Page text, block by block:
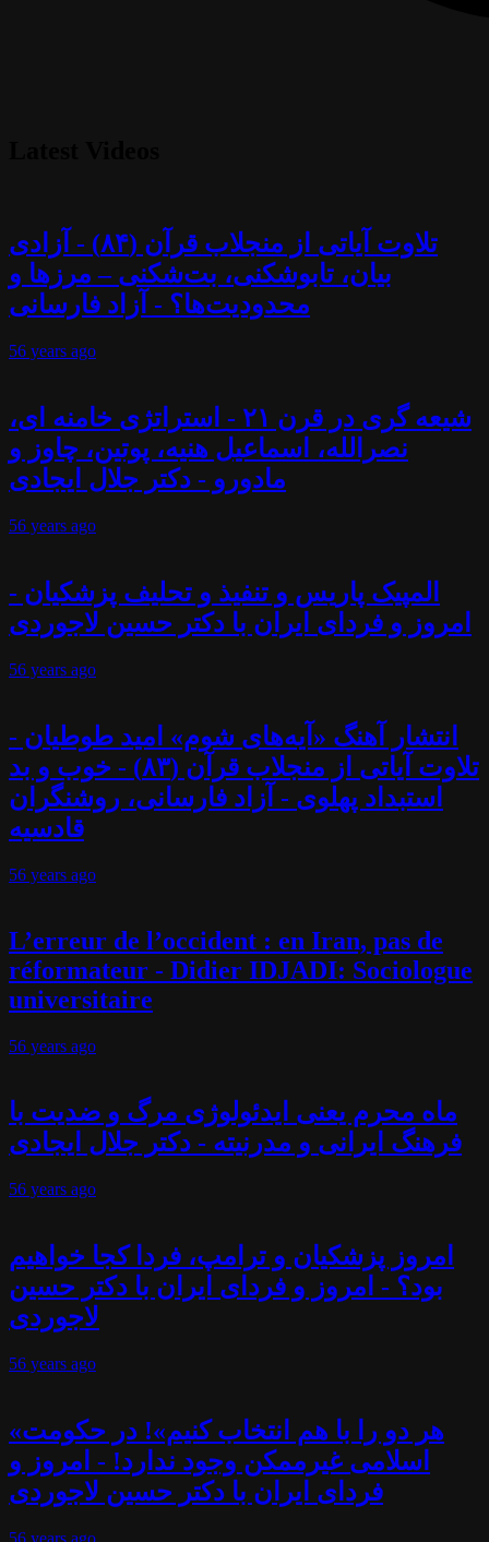
تلاوت آیاتی از منجلاب قرآن (۸۴) - آزادی
بیان، تابوشکنی، بت‌شکنی – مرزها و
محدودیت‌ها؟ - آزاد فارسانی
56 years ago
شیعه گری در قرن ۲۱ - استراتژی خامنه ای،
نصرالله، اسماعیل هنیه، پوتین، چاوز و
مادورو - دکتر جلال ایجادی
56 years ago
المپیک پاریس و تنفیذ و تحلیف پزشکیان -
امروز و فردای ایران با دکتر حسین لاجوردی
56 years ago
انتشار آهنگ «آیه‌های شوم» امید طوطیان -
تلاوت آیاتی از منجلاب قرآن (۸۳) - خوب و بد
استبداد پهلوی - آزاد فارسانی، روشنگران
قادسیه
56 years ago
L’erreur de l’occident : en Iran, pas de
réformateur - Didier IDJADI: Sociologue
universitaire
56 years ago
ماه محرم یعنی ایدئولوژی مرگ و ضدیت با
فرهنگ ایرانی و مدرنیته - دکتر جلال ایجادی
56 years ago
امروز پزشکیان و ترامپ، فردا کجا خواهیم
بود؟ - امروز و فردای ایران با دکتر حسین
لاجوردی
56 years ago
«هر دو را با هم انتخاب کنیم»! در حکومت
اسلامی غیرممکن وجود ندارد! - امروز و
فردای ایران با دکتر حسین لاجوردی
56 years ago